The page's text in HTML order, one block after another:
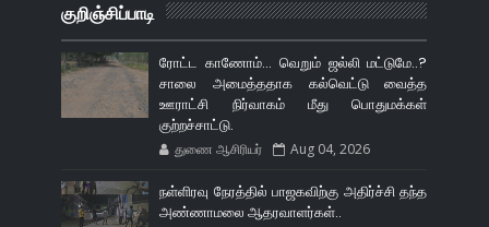
குறிஞ்சிப்பாடி
ரோட்ட காணோம்... வெறும் ஜல்லி மட்டுமே..?
சாலை அமைத்ததாக கல்வெட்டு வைத்த
ஊராட்சி நிர்வாகம் மீது பொதுமக்கள்
குற்றச்சாட்டு.
துணை ஆசிரியர் Aug 04, 2026
நள்ளிரவு நேரத்தில் பாஜகவிற்கு அதிர்ச்சி தந்த
அண்ணாமலை ஆதரவாளர்கள்..